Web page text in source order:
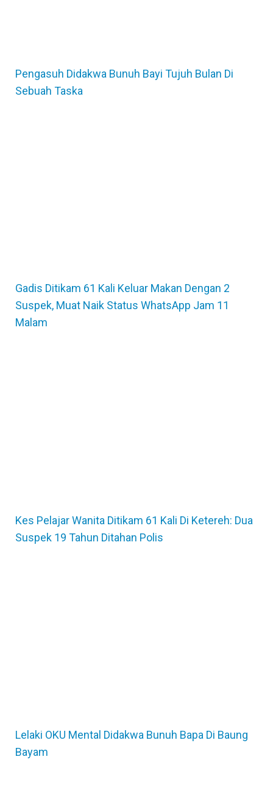
Pengasuh Didakwa Bunuh Bayi Tujuh Bulan Di
Sebuah Taska
Gadis Ditikam 61 Kali Keluar Makan Dengan 2
Suspek, Muat Naik Status WhatsApp Jam 11
Malam
Kes Pelajar Wanita Ditikam 61 Kali Di Ketereh: Dua
Suspek 19 Tahun Ditahan Polis
Lelaki OKU Mental Didakwa Bunuh Bapa Di Baung
Bayam